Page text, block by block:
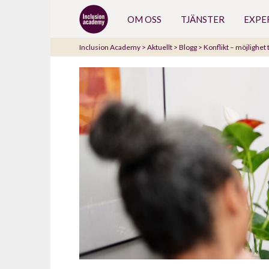
OM OSS TJÄNSTER
Inclusion Academy > Aktuellt > Blogg > Konflikt – möjlighet